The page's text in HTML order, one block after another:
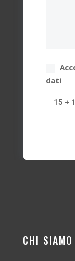
dati
15 +
CHI SIAMO